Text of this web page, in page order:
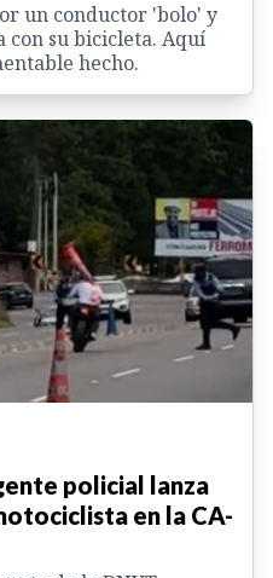
un conductor 'bolo' y
su bicicleta. Aquí
hecho.
policial lanza
en la CA-